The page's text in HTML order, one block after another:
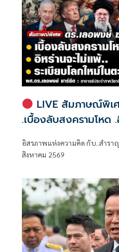
จังหวัดพัทลุง
LIVE สัมภาษณ์พิเ
.เบื้องลับสงครามโหด
อิสรภาพแห่งความคิด
อิสรภาพแห่งความคิด กับ..สำรา
สิงหาคม 2569